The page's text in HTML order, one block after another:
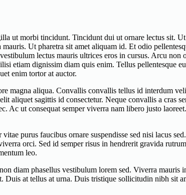
ut morbi tincidunt. Tincidunt dui ut ornare lectus sit.
Ut pharetra sit amet aliquam id. Et odio
lectus mauris ultrices eros in cursus. Arcu non
etiam dignissim diam quis enim. Tellus pellentesque
enim tortor at auctor.
magna aliqua. Convallis convallis tellus id interdum
aliquet sagittis id consectetur. Neque convallis a cras
Ac ut consequat semper viverra nam libero justo
purus faucibus ornare suspendisse sed nisi lacus
orci. Sed id semper risus in hendrerit gravida
leo.
diam phasellus vestibulum lorem sed. Viverra
at tellus at urna. Duis tristique sollicitudin nibh sit